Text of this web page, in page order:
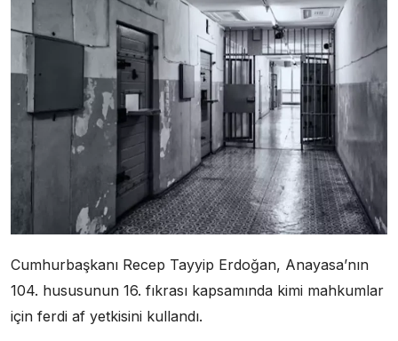
Cumhurbaşkanı Recep Tayyip Erdoğan, Anayasa’nın
104. hususunun 16. fıkrası kapsamında kimi mahkumlar
için ferdi af yetkisini kullandı.